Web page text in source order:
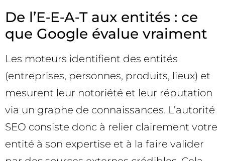
De l’E‑E‑A‑T aux entités : ce
que Google évalue vraiment
Les moteurs identifient des entités
(entreprises, personnes, produits, lieux) et
mesurent leur notoriété et leur réputation
via un graphe de connaissances. L’autorité
SEO consiste donc à relier clairement votre
entité à son expertise et à la faire valider